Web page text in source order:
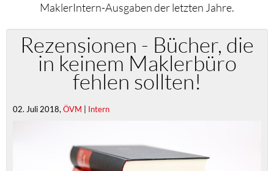
MaklerIntern-Ausgaben der letzten Jahre.
Rezensionen - Bücher, die
in keinem Maklerbüro
fehlen sollten!
02. Juli 2018, ÖVM | Intern